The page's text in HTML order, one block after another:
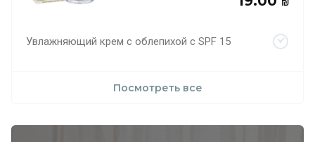
Увлажняющий крем с облепихой с SPF 15
Посмотреть все